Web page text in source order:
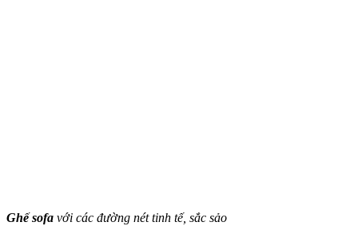
Ghế sofa với các đường nét tinh tế, sắc sảo